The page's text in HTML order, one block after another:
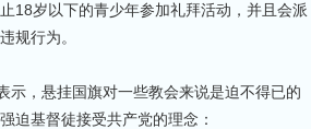
18岁以下的青少年参加礼拜活动，并且会派
规行为。
示，悬挂国旗对一些教会来说是迫不得已的
迫基督徒接受共产党的理念：